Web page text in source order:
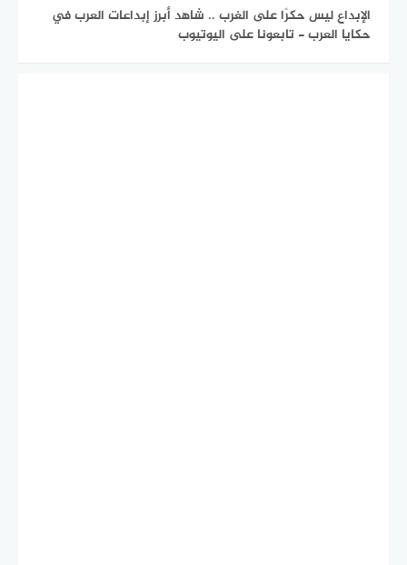
الإبداع ليس حكرًا على الغرب .. شاهد أبرز إبداعات العرب في
حكايا العرب - تابعونا على اليوتيوب